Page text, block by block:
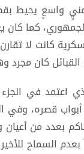
واسعٍ يحيط
كما كان
كانت لا تقارن
كان مجرد
اعتمد في
قصره، وفي
بعدد من أعيان
السماح